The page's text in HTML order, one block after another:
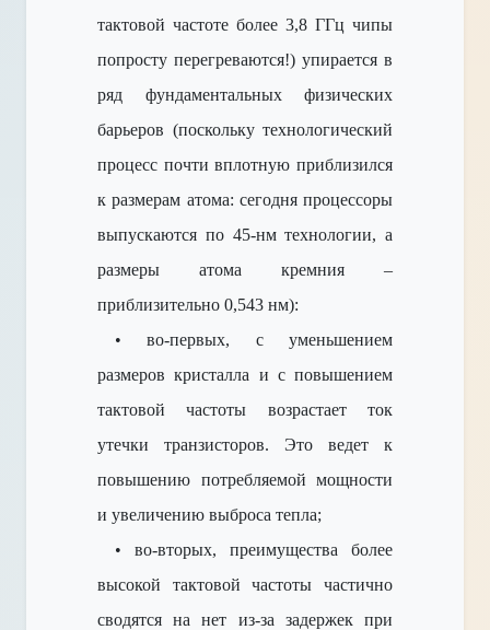
тактовой частоте более 3,8 ГГц чипы
попросту перегреваются!) упирается в
ряд фундаментальных физических
барьеров (поскольку технологический
процесс почти вплотную приблизился
к размерам атома: сегодня процессоры
выпускаются по 45-нм технологии, а
размеры атома кремния –
приблизительно 0,543 нм):
• во-первых, с уменьшением
размеров кристалла и с повышением
тактовой частоты возрастает ток
утечки транзисторов. Это ведет к
повышению потребляемой мощности
и увеличению выброса тепла;
• во-вторых, преимущества более
высокой тактовой частоты частично
сводятся на нет из-за задержек при